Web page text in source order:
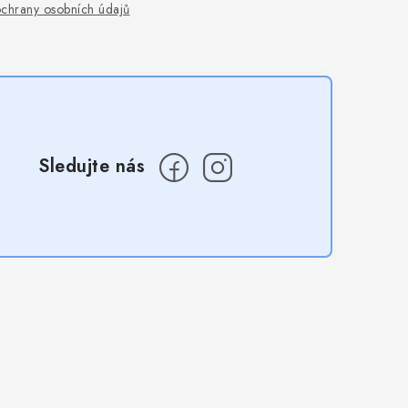
osobních údajů